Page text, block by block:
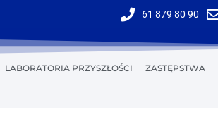
61 879 80 90
LABORATORIA PRZYSZŁOŚCI ZASTĘPSTWA